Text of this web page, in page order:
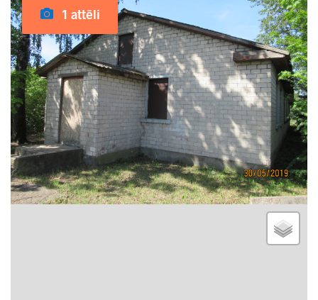
1 attēli